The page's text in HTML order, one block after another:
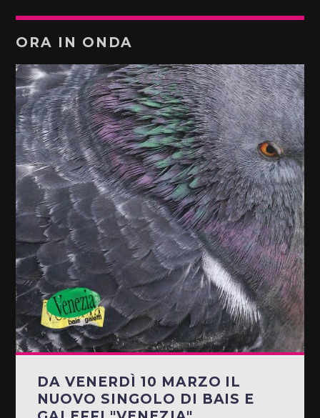
ORA IN ONDA
DA VENERDÌ 10 MARZO IL
NUOVO SINGOLO DI BAIS E